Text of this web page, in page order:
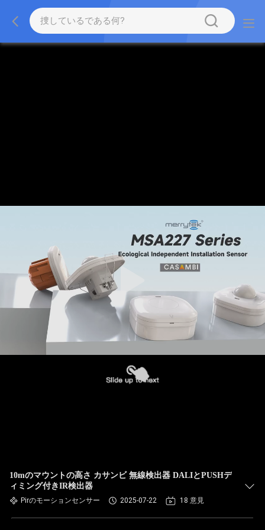
10mのマウントの高さ カサンビ 無線検出器 DALIとPUSHデ
ィミング付きIR検出器
Pirのモーションセンサー 2025-07-22 18 意見